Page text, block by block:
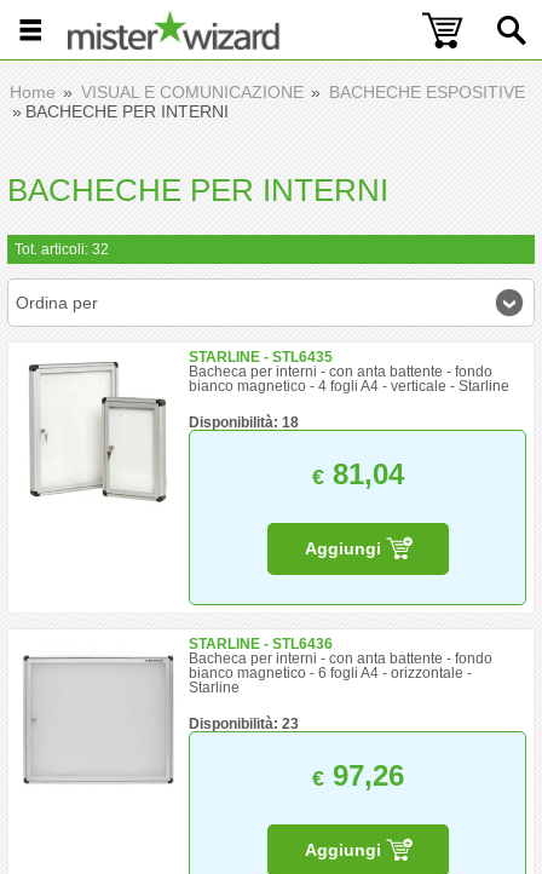
Home VISUAL E COMUNICAZIONE
BACHECHE ESPOSITIVE
BACHECHE PER INTERNI
BACHECHE PER INTERNI
Tot. articoli: 32
Ordina per
STARLINE - STL6435
Bacheca per interni - con anta battente - fondo
bianco magnetico - 4 fogli A4 - verticale - Starline
Disponibilità: 18
€81,04
Aggiungi
STARLINE - STL6436
Bacheca per interni - con anta battente - fondo
bianco magnetico - 6 fogli A4 - orizzontale -
Starline
Disponibilità: 23
€97,26
Aggiungi